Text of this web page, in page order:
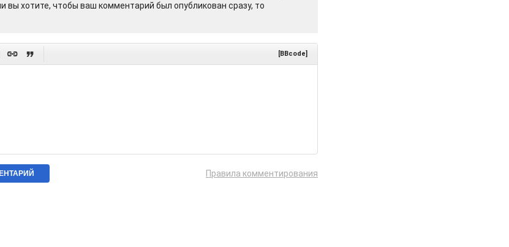
вы хотите, чтобы ваш комментарий был опубликован сразу, то
  [BBcode]
Правила комментирования